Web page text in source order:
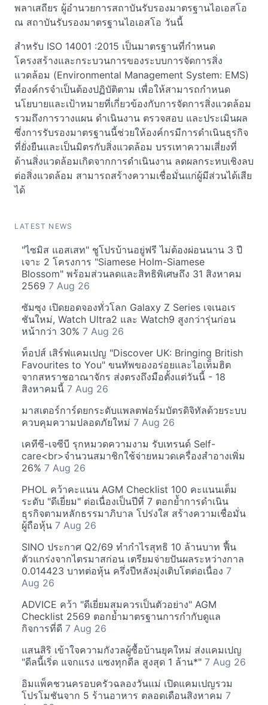
พลาเสถียร ผู้อำนวยการสถาบันรับรองมาตรฐานไอเอสโอ
ณ สถาบันรับรองมาตรฐานไอเอสโอ วันนี้
สำหรับ ISO 14001 :2015 เป็นมาตรฐานที่กำหนด
โครงสร้างและกระบวนการของระบบการจัดการสิ่ง
แวดล้อม (Environmental Management System: EMS)
ที่องค์กรจำเป็นต้องปฏิบัติตาม เพื่อให้สามารถกำหนด
นโยบายและเป้าหมายที่เกี่ยวข้องกับการจัดการสิ่งแวดล้อม
รวมถึงการวางแผน ดำเนินงาน ตรวจสอบ และประเมินผล
ซึ่งการรับรองมาตรฐานนี้ช่วยให้องค์กรมีการดำเนินธุรกิจ
ที่ยั่งยืนและเป็นมิตรกับสิ่งแวดล้อม บรรเทาความเสี่ยงที่
ด้านสิ่งแวดล้อมเกิดจากการดำเนินงาน ลดผลกระทบเชิงลบ
ต่อสิ่งแวดล้อม สามารถสร้างความเชื่อมั่นแก่ผู้มีส่วนได้เสีย
ได้
LATEST NEWS
"ไซมิส แอสเสท" ชูโปรบ้านอยู่ฟรี ไม่ต้องผ่อนนาน 3 ปี
เจาะ 2 โครงการ "Siamese Holm-Siamese
Blossom" พร้อมส่วนลดและสิทธิพิเศษถึง 31 สิงหาคม
2569 7 Aug 26
ซัมซุง เปิดยอดจองทั่วโลก Galaxy Z Series เจเนอเร
ชันใหม่, Watch Ultra2 และ Watch9 สูงกว่ารุ่นก่อน
หน้ากว่า 30% 7 Aug 26
ท็อปส์ เสิร์ฟแคมเปญ "Discover UK: Bringing British
Favourites to You" ขนทัพของอร่อยและไอเท็มฮิต
จากสหราชอาณาจักร ส่งตรงถึงมือตั้งแต่วันนี้ - 18
สิงหาคมนี้ 7 Aug 26
มาสเตอร์การ์ดยกระดับแพลตฟอร์มบัตรดิจิทัลด้วยระบบ
ควบคุมความปลอดภัยใหม่ 7 Aug 26
เคทีซี-เจซีบี รุกหมวดความงาม รับเทรนด์ Self-
care<br>จำนวนสมาชิกใช้จ่ายหมวดเครื่องสำอางเพิ่ม
26% 7 Aug 26
PHOL คว้าคะแนน AGM Checklist 100 คะแนนเต็ม
ระดับ "ดีเยี่ยม" ต่อเนื่องเป็นปีที่ 7 ตอกย้ำการดำเนิน
ธุรกิจตามหลักธรรมาภิบาล โปร่งใส สร้างความเชื่อมั่น
ผู้ถือหุ้น 7 Aug 26
SINO ประกาศ Q2/69 ทำกำไรสุทธิ 10 ล้านบาท ฟื้น
ตัวแกร่งจากไตรมาสก่อน เตรียมจ่ายปันผลระหว่างกาล
0.014423 บาทต่อหุ้น ครึ่งปีหลังมุ่งเติบโตต่อเนื่อง 7
Aug 26
ADVICE คว้า "ดีเยี่ยมสมควรเป็นตัวอย่าง" AGM
Checklist 2569 ตอกย้ำมาตรฐานการกำกับดูแล
กิจการที่ดี 7 Aug 26
แสนสิริ เข้าใจความกังวลผู้ซื้อบ้านยุคใหม่ ส่งแคมเปญ
"ดีลนี้เริ่ด แจกแรง แซงทุกดีล สูงสุด 1 ล้าน*" 7 Aug 26
อิมแพ็คชวนครอบครัวฉลองวันแม่ เปิดแคมเปญรวม
โปรโมชันจาก 5 ร้านอาหาร ตลอดเดือนสิงหาคม 7